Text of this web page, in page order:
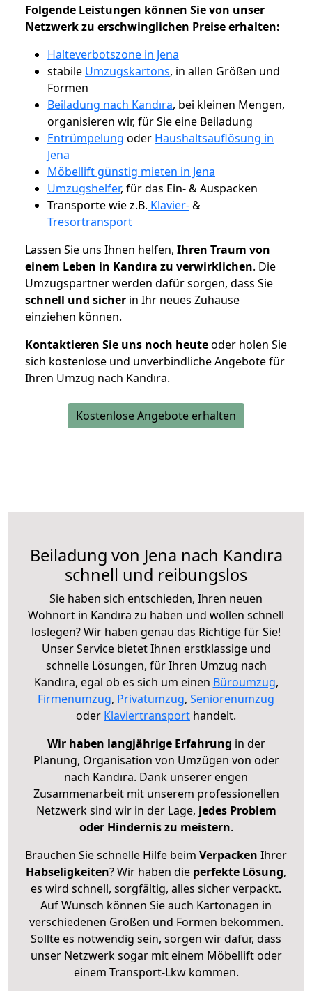
Folgende Leistungen können Sie von unser
Netzwerk zu erschwinglichen Preise erhalten:
Halteverbotszone in Jena
stabile Umzugskartons, in allen Größen und
Formen
Beiladung nach Kandıra, bei kleinen Mengen,
organisieren wir, für Sie eine Beiladung
Entrümpelung oder Haushaltsauflösung in
Jena
Möbellift günstig mieten in Jena
Umzugshelfer, für das Ein- & Auspacken
Transporte wie z.B. Klavier-&
Tresortransport
Lassen Sie uns Ihnen helfen, Ihren Traum von
einem Leben in Kandıra zu verwirklichen. Die
Umzugspartner werden dafür sorgen, dass Sie
schnell und sicher in Ihr neues Zuhause
einziehen können.
Kontaktieren Sie uns noch heuteoder holen Sie
sich kostenlose und unverbindliche Angebote für
Ihren Umzug nach Kandıra.
Kostenlose Angebote erhalten
Beiladung von Jena nach Kandıra
schnell und reibungslos
Sie haben sich entschieden, Ihren neuen
Wohnort in Kandıra zu haben und wollen schnell
loslegen? Wir haben genau das Richtige für Sie!
Unser Service bietet Ihnen erstklassige und
schnelle Lösungen, für Ihren Umzug nach
Kandıra, egal ob es sich um einen Büroumzug,
Firmenumzug, Privatumzug, Seniorenumzug
oder Klaviertransport handelt.
Wir haben langjährige Erfahrung in der
Planung, Organisation von Umzügen von oder
nach Kandıra. Dank unserer engen
Zusammenarbeit mit unserem professionellen
Netzwerk sind wir in der Lage, jedes Problem
oder Hindernis zu meistern.
Brauchen Sie schnelle Hilfe beim Verpacken Ihrer
Habseligkeiten? Wir haben die perfekte Lösung,
es wird schnell, sorgfältig, alles sicher verpackt.
Auf Wunsch können Sie auch Kartonagen in
verschiedenen Größen und Formen bekommen.
Sollte es notwendig sein, sorgen wir dafür, dass
unser Netzwerk sogar mit einem Möbellift oder
einem Transport-Lkw kommen.